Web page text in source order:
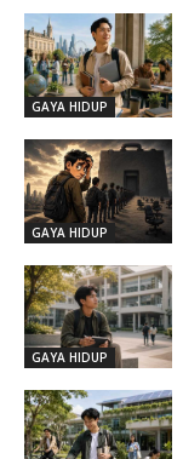
GAYA HIDUP
GAYA HIDUP
GAYA HIDUP